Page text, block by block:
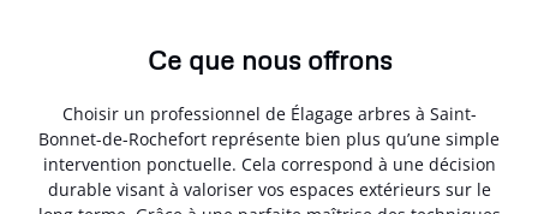
Ce que nous offrons
Choisir un professionnel de Élagage arbres à Saint-
Bonnet-de-Rochefort représente bien plus qu’une simple
intervention ponctuelle. Cela correspond à une décision
durable visant à valoriser vos espaces extérieurs sur le